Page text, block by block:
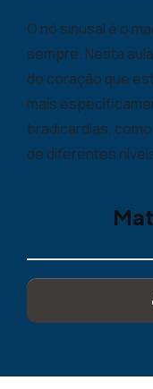
O nó sinusal é o
sempre. Nesta
do coração que
mais
bradicardias,
de diferentes